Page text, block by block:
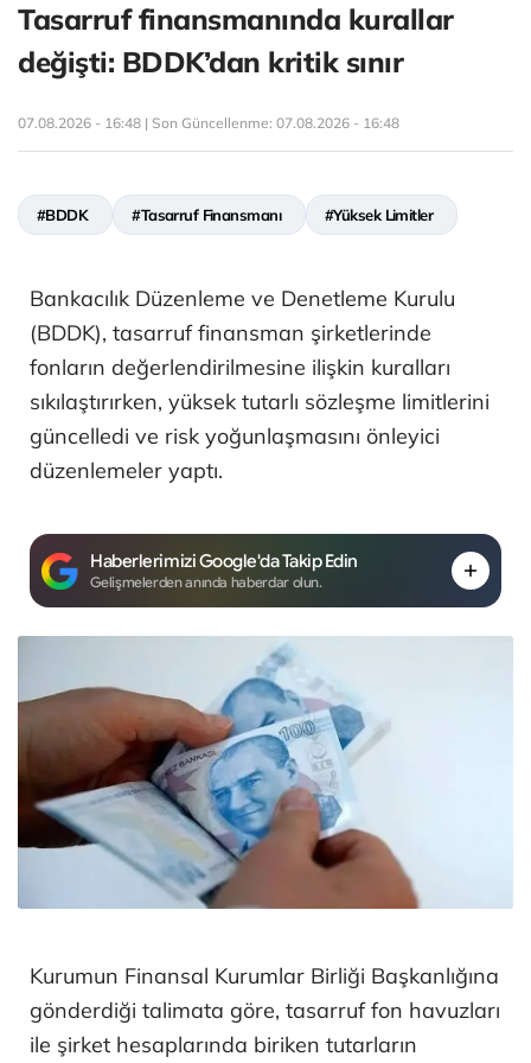
Tasarruf finansmanında kurallar
değişti: BDDK’dan kritik sınır
07.08.2026 - 16:48 | Son Güncellenme: 07.08.2026 - 16:48
#BDDK #Tasarruf Finansmanı #Yüksek Limitler
Bankacılık Düzenleme ve Denetleme Kurulu
(BDDK), tasarruf finansman şirketlerinde
fonların değerlendirilmesine ilişkin kuralları
sıkılaştırırken, yüksek tutarlı sözleşme limitlerini
güncelledi ve risk yoğunlaşmasını önleyici
düzenlemeler yaptı.
Haberlerimizi Google'da Takip Edin
Gelişmelerden anında haberdar olun.
Kurumun Finansal Kurumlar Birliği Başkanlığına
gönderdiği talimata göre, tasarruf fon havuzları
ile şirket hesaplarında biriken tutarların